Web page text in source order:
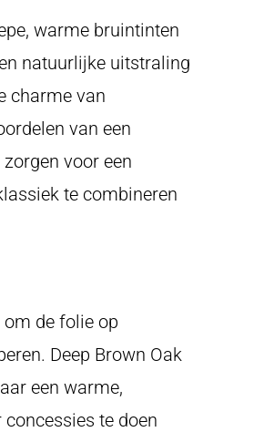
warme bruintinten
natuurlijke uitstraling
charme van
van een
voor een
te combineren
om de folie op
Deep Brown Oak
een warme,
te doen